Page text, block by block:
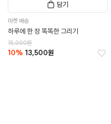
담기
마켓 배송
하루에 한 장 똑똑한 그리기
15,000원
10% 13,500원